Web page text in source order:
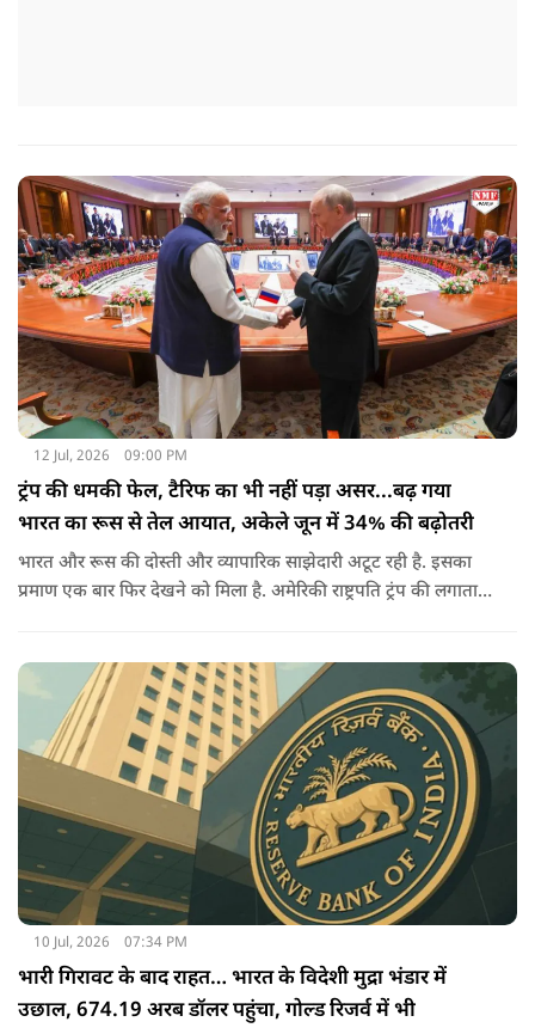
12 Jul, 2026 09:00 PM
ट्रंप की धमकी फेल, टैरिफ का भी नहीं पड़ा असर...बढ़ गया
भारत का रूस से तेल आयात, अकेले जून में 34% की बढ़ोतरी
भारत और रूस की दोस्ती और व्यापारिक साझेदारी अटूट रही है. इसका
प्रमाण एक बार फिर देखने को मिला है. अमेरिकी राष्ट्रपति ट्रंप की लगातार
10 Jul, 2026 07:34 PM
भारी गिरावट के बाद राहत… भारत के विदेशी मुद्रा भंडार में
उछाल, 674.19 अरब डॉलर पहुंचा, गोल्ड रिजर्व में भी